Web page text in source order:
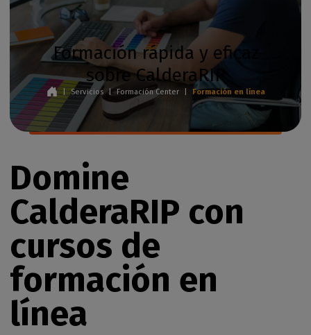
Formación rápida y eficaz
sobre CalderaRIP
Servicios | Formación Center Formación en línea
Domine
CalderaRIP con
cursos de
formación en
línea